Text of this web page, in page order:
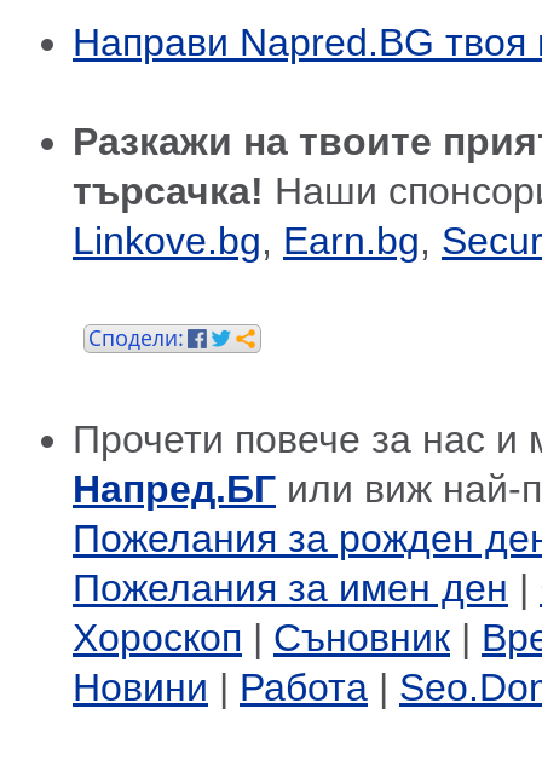
Направи Napred.BG твоя
Разкажи на твоите
търсачка! Наши
Linkove.bg, Earn.bg,
Прочети повече за нас и
Напред.БГ или виж най-
Пожелания за рожден
Пожелания за имен ден |
Хороскоп | Съновник |
Новини | Работа |